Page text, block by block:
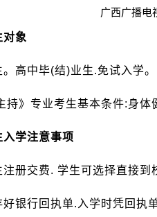
对象
高中毕(结)业生.免试入学。
持》专业考生基本条件:身体
学注意事项
册交费. 学生可选择直接到
银行回执单.入学时凭回执